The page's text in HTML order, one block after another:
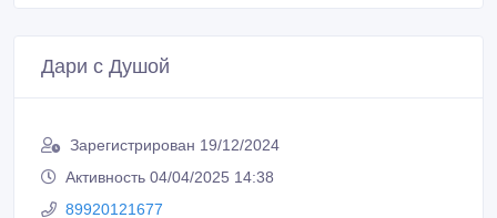
Дари с Душой
Зарегистрирован 19/12/2024
Активность 04/04/2025 14:38
89920121677